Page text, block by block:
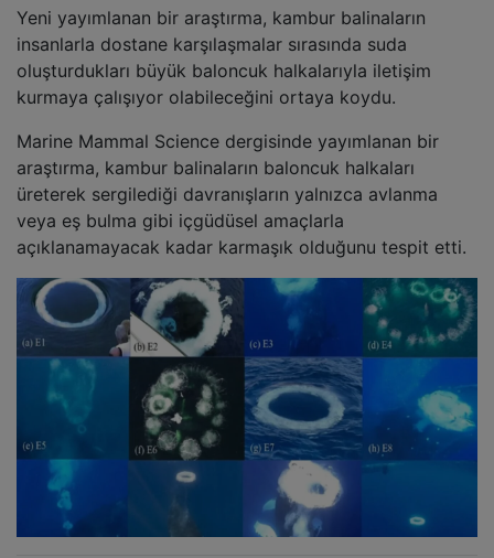
Yeni yayımlanan bir araştırma, kambur balinaların
insanlarla dostane karşılaşmalar sırasında suda
oluşturdukları büyük baloncuk halkalarıyla iletişim
kurmaya çalışıyor olabileceğini ortaya koydu.
Marine Mammal Science dergisinde yayımlanan bir
araştırma, kambur balinaların baloncuk halkaları
üreterek sergilediği davranışların yalnızca avlanma
veya eş bulma gibi içgüdüsel amaçlarla
açıklanamayacak kadar karmaşık olduğunu tespit etti.